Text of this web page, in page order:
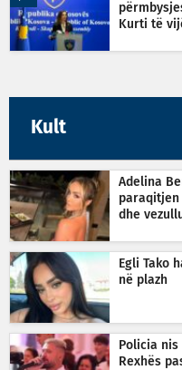
Kurti të
Kult
Adelina
paraqitjen
dhe
Egli Tako
në plazh
Policia
Rexhës